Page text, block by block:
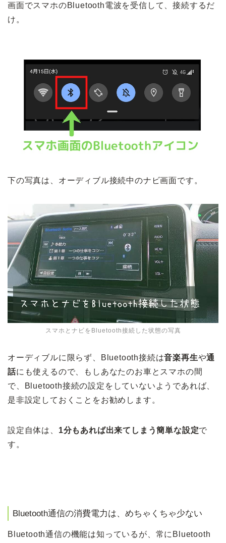
画面でスマホのBluetooth電波を受信して、接続するだ
け。
下の写真は、オーディブル接続中のナビ画面です。
スマホとナビをBluetooth接続した状態の写真
オーディブルに限らず、Bluetooth接続は音楽再生や通
話にも使えるので、もしあなたのお車とスマホの間
で、Bluetooth接続の設定をしていないようであれば、
是非設定しておくことをお勧めします。
設定自体は、 1分もあれば出来てしまう簡単な設定で
す。
Bluetooth通信の消費電力は、めちゃくちゃ少ない
Bluetooth通信の機能は知っているが、常にBluetooth